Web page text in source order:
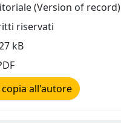
(Version of record)
riservati
kB
all'autore